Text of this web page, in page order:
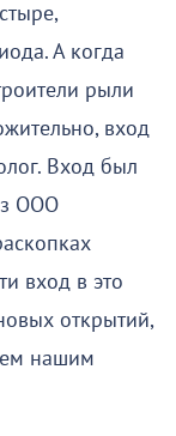
А когда
рыли
вход
Вход был
ООО
вход в это
открытий,
нашим